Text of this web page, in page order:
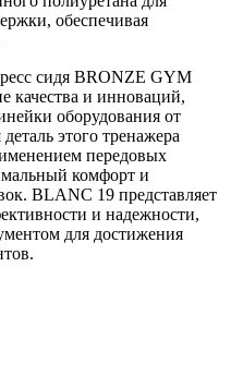
обеспечивая
сидя BRONZE GYM
качества и инноваций,
оборудования от
этого тренажера
передовых
комфорт и
BLANC 19 представляет
и надежности,
для достижения